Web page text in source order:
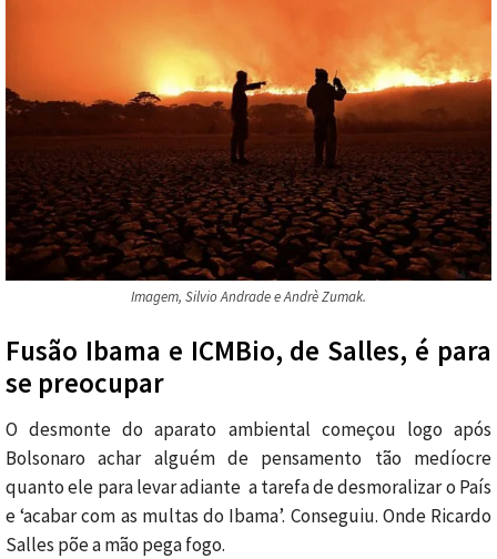
Imagem, Silvio Andrade e Andrè Zumak.
Fusão Ibama e ICMBio, de Salles, é para
se preocupar
O desmonte do aparato ambiental começou logo após
Bolsonaro achar alguém de pensamento tão medíocre
quanto ele para levar adiante a tarefa de desmoralizar o País
e ‘acabar com as multas do Ibama’. Conseguiu. Onde Ricardo
Salles põe a mão pega fogo.